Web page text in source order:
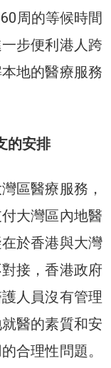
周的等候時間
步便利港人跨
地的醫療服務
的安排
區醫療服務，
大灣區內地醫
於香港與大灣
接，香港政府
人員沒有管理
醫的素質和安
合理性問題。